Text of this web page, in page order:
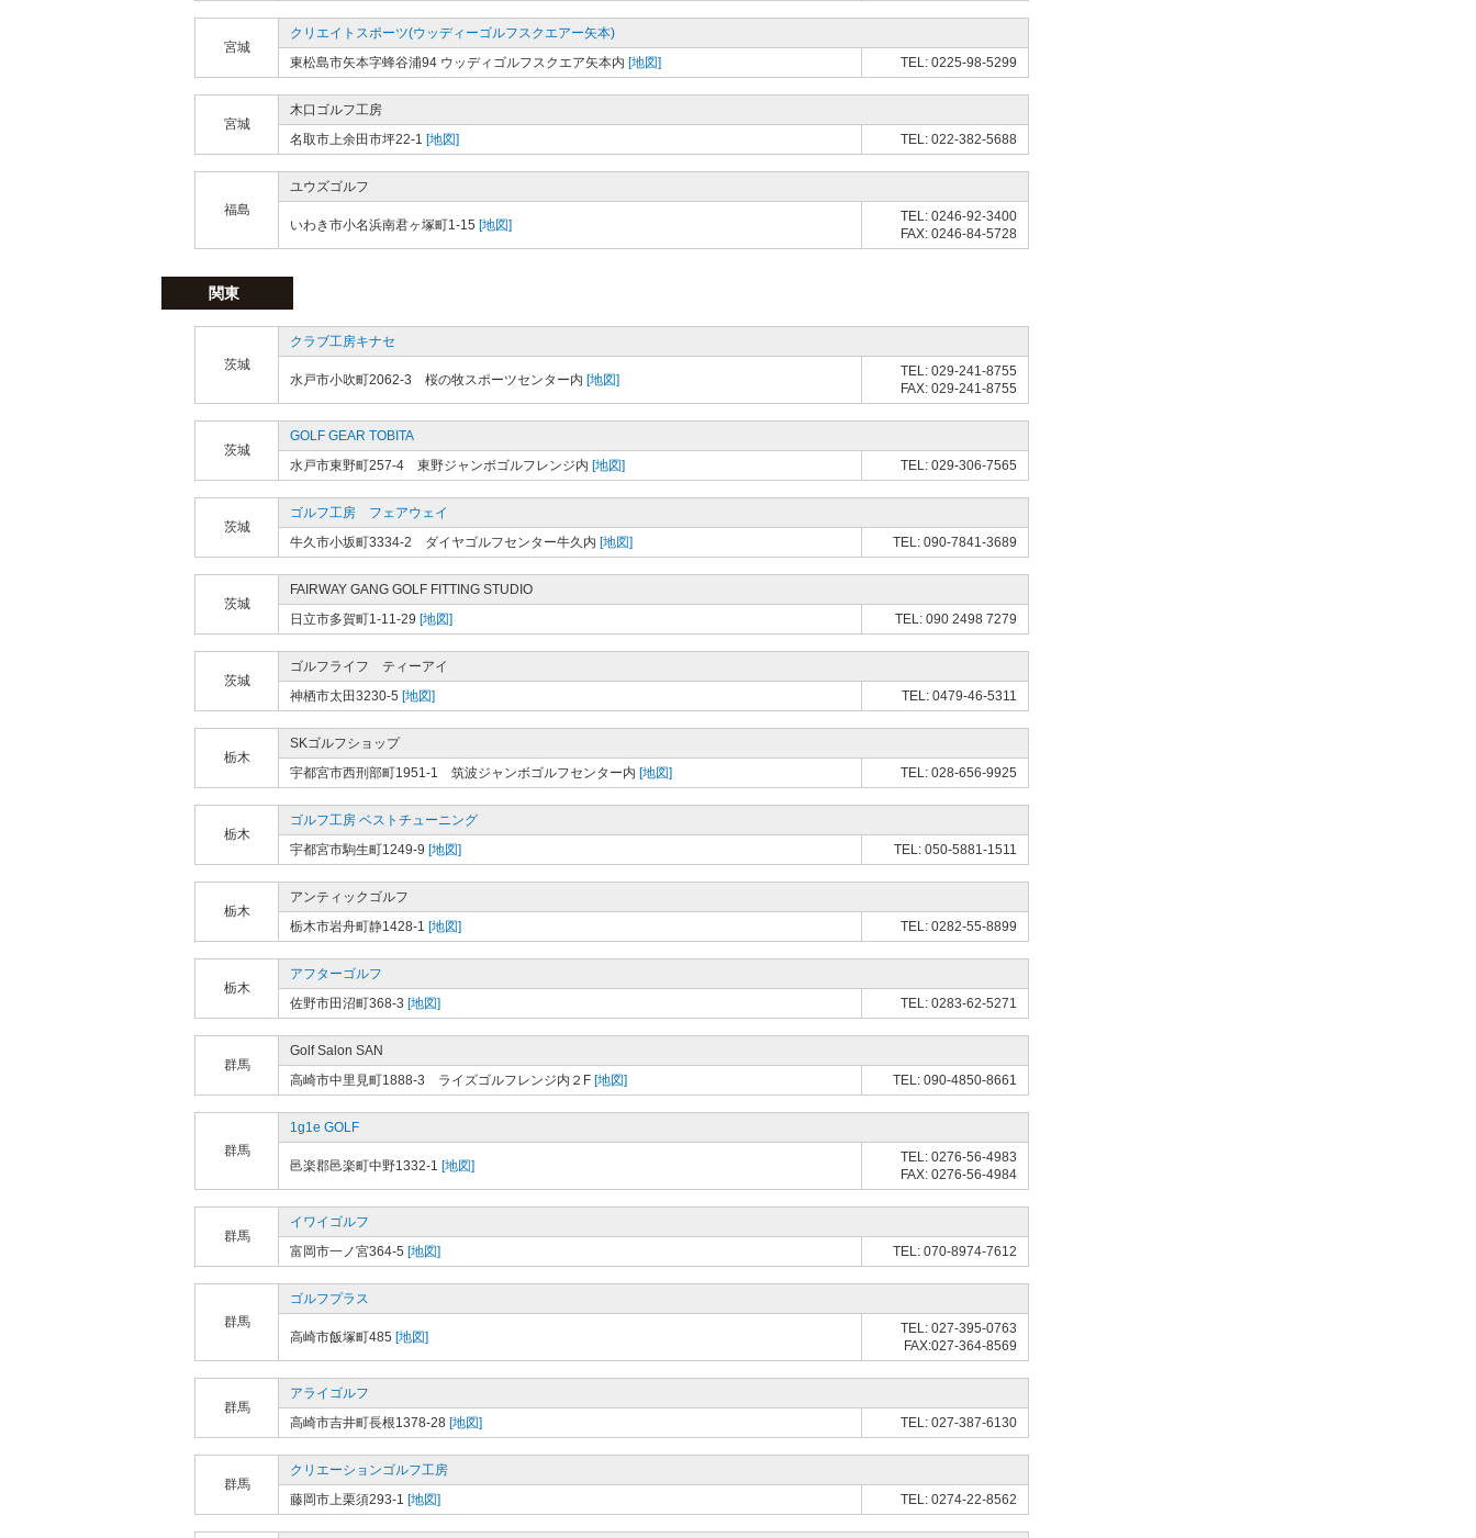
宮城
クリエイトスポーツ(ウッディーゴルフスクエアー矢本)
東松島市矢本字蜂谷浦94 ウッディゴルフスクエア矢本内 [地図] TEL: 0225-98-5299
宮城
木口ゴルフ工房
名取市上余田市坪22-1 [地図] TEL: 022-382-5688
福島
ユウズゴルフ
いわき市小名浜南君ヶ塚町1-15 [地図]
TEL: 0246-92-3400
FAX: 0246-84-5728
関東
茨城
クラブ工房キナセ
水戸市小吹町2062-3 桜の牧スポーツセンター内 [地図]
TEL: 029-241-8755
FAX: 029-241-8755
茨城
GOLF GEAR TOBITA
水戸市東野町257-4 東野ジャンボゴルフレンジ内 [地図] TEL: 029-306-7565
茨城
ゴルフ工房 フェアウェイ
牛久市小坂町3334-2 ダイヤゴルフセンター牛久内 [地図] TEL: 090-7841-3689
茨城
FAIRWAY GANG GOLF FITTING STUDIO
日立市多賀町1-11-29 [地図] TEL: 090 2498 7279
茨城
ゴルフライフ ティーアイ
神栖市太田3230-5 [地図] TEL: 0479-46-5311
栃木
SKゴルフショップ
宇都宮市西刑部町1951-1 筑波ジャンボゴルフセンター内 [地図] TEL: 028-656-9925
栃木
ゴルフ工房 ベストチューニング
宇都宮市駒生町1249-9 [地図] TEL: 050-5881-1511
栃木
アンティックゴルフ
栃木市岩舟町静1428-1 [地図] TEL: 0282-55-8899
栃木
アフターゴルフ
佐野市田沼町368-3 [地図] TEL: 0283-62-5271
群馬
Golf Salon SAN
高崎市中里見町1888-3 ライズゴルフレンジ内２F [地図] TEL: 090-4850-8661
群馬
1g1e GOLF
邑楽郡邑楽町中野1332-1 [地図]
TEL: 0276-56-4983
FAX: 0276-56-4984
群馬
イワイゴルフ
富岡市一ノ宮364-5 [地図] TEL: 070-8974-7612
群馬
ゴルフプラス
高崎市飯塚町485 [地図]
TEL: 027-395-0763
FAX:027-364-8569
群馬
アライゴルフ
高崎市吉井町長根1378-28 [地図] TEL: 027-387-6130
群馬
クリエーションゴルフ工房
藤岡市上栗須293-1 [地図] TEL: 0274-22-8562